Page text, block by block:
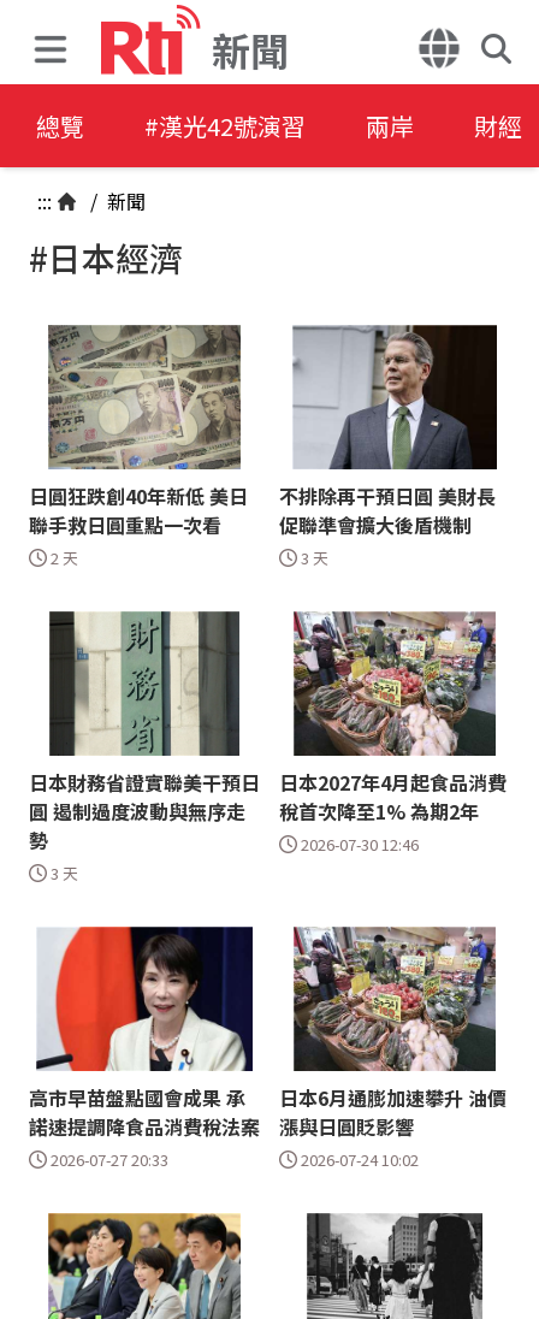
新聞
總覽 #漢光42號演習 兩岸 財經
::: / 新聞
#日本經濟
日圓狂跌創40年新低 美日
聯手救日圓重點一次看
2 天
不排除再干預日圓 美財長
促聯準會擴大後盾機制
3 天
日本財務省證實聯美干預日
圓 遏制過度波動與無序走
勢
3 天
日本2027年4月起食品消費
稅首次降至1% 為期2年
2026-07-30 12:46
高市早苗盤點國會成果 承
諾速提調降食品消費稅法案
2026-07-27 20:33
日本6月通膨加速攀升 油價
漲與日圓貶影響
2026-07-24 10:02